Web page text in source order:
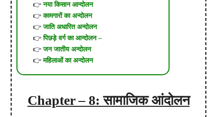
नया किसान आन्दोलन
कामगारों का अन्दोलन
जाति अधारित अन्दोलन
पिछड़े वर्ग का आन्दोलन –
जन जातीय अन्दोलन
महिलाओं का अन्दोलन
Chapter – 8: सामाजिक आंदोलन